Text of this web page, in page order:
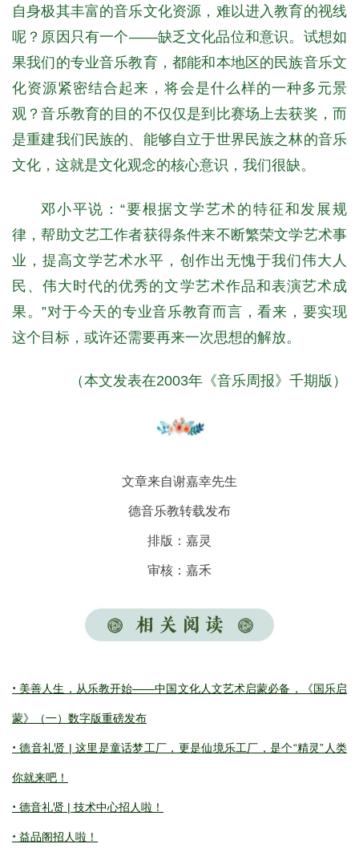
自身极其丰富的音乐文化资源，难以进入教育的视线
呢？原因只有一个——缺乏文化品位和意识。试想如
果我们的专业音乐教育，都能和本地区的民族音乐文
化资源紧密结合起来，将会是什么样的一种多元景
观？音乐教育的目的不仅仅是到比赛场上去获奖，而
是重建我们民族的、能够自立于世界民族之林的音乐
文化，这就是文化观念的核心意识，我们很缺。
邓小平说：“要根据文学艺术的特征和发展规
律，帮助文艺工作者获得条件来不断繁荣文学艺术事
业，提高文学艺术水平，创作出无愧于我们伟大人
民、伟大时代的优秀的文学艺术作品和表演艺术成
果。”对于今天的专业音乐教育而言，看来，要实现
这个目标，或许还需要再来一次思想的解放。
（本文发表在2003年《音乐周报》千期版）
文章来自谢嘉幸先生
德音乐教转载发布
排版：嘉灵
审核：嘉禾
· 美善人生，从乐教开始——中国文化人文艺术启蒙必备，《国乐启
蒙》（一）数字版重磅发布
·德音礼贤 | 这里是童话梦工厂，更是仙境乐工厂，是个“精灵”人类
你就来吧！
· 德音礼贤 | 技术中心招人啦！
· 益品阁招人啦！